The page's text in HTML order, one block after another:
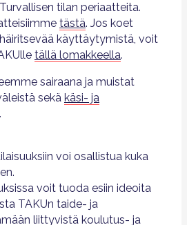
tilan periaatteita.
tästä. Jos koet
käyttäytymistä, voit
tällä lomakkeella.
sairaana ja muistat
sekä käsi- ja
.
voi osallistua kuka
voit tuoda esiin ideoita
TAKUn taide- ja
liittyvistä koulutus- ja